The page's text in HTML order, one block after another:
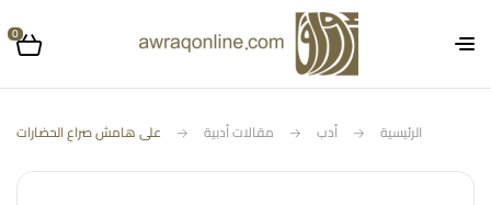
0
الرئيسية أدب مقالات أدبية على هامش صراع الحضارات